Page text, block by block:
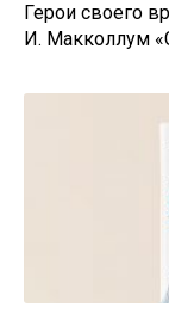
Герои своего
И. Макколлум